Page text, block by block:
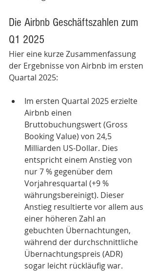
Die Airbnb Geschäftszahlen zum
Q1 2025
Hier eine kurze Zusammenfassung
der Ergebnisse von Airbnb im ersten
Quartal 2025:
Im ersten Quartal 2025 erzielte
Airbnb einen
Bruttobuchungswert (Gross
Booking Value) von 24,5
Milliarden US-Dollar. Dies
entspricht einem Anstieg von
nur 7 % gegenüber dem
Vorjahresquartal (+9 %
währungsbereinigt). Dieser
Anstieg resultierte vor allem aus
einer höheren Zahl an
gebuchten Übernachtungen,
während der durchschnittliche
Übernachtungspreis (ADR)
sogar leicht rückläufig war.